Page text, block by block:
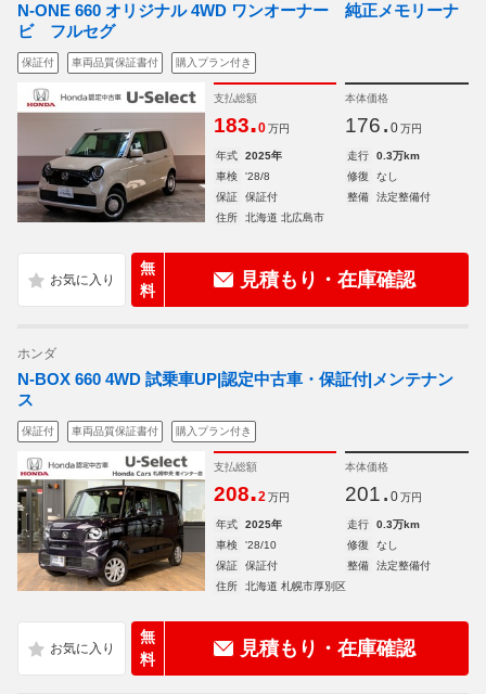
N-ONE 660 オリジナル 4WD ワンオーナー 純正メモリーナ
ビ フルセグ
保証付 車両品質保証書付 購入プラン付き
支払総額
183.0 万円
本体価格
176. 0 万円
年式 2025年 走行
0.3万km
車検
'28/8 修復
なし
保証
保証付 整備
法定整備付
住所
北海道 北広島市
無
料
見積もり・在庫確認
ホンダ
N-BOX 660 4WD 試乗車UP|認定中古車・保証付|メンテナン
ス
保証付 車両品質保証書付 購入プラン付き
支払総額
208.2 万円
本体価格
201. 0 万円
年式 2025年 走行
0.3万km
車検
'28/10 修復
なし
保証
保証付 整備
法定整備付
住所
北海道 札幌市厚別区
無
料
見積もり・在庫確認